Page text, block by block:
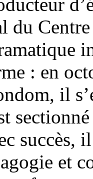
du
: en
il
succès,
et